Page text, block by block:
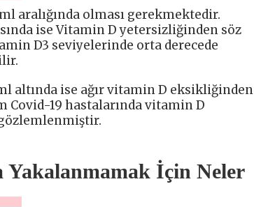
aralığında olması gerekmektedir.
ise Vitamin D yetersizliğinden söz
D3 seviyelerinde orta derecede
altında ise ağır vitamin D eksikliğinden
Covid-19 hastalarında vitamin D
Yakalanmamak İçin Neler